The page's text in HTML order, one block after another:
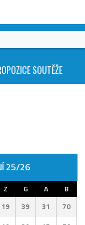
SOUTĚŽE
25/26
Z G A
B
19 39 31
70